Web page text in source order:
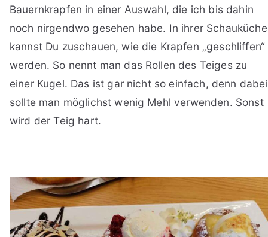
Bauernkrapfen in einer Auswahl, die ich bis dahin
noch nirgendwo gesehen habe. In ihrer Schauküche
kannst Du zuschauen, wie die Krapfen „geschliffen“
werden. So nennt man das Rollen des Teiges zu
einer Kugel. Das ist gar nicht so einfach, denn dabei
sollte man möglichst wenig Mehl verwenden. Sonst
wird der Teig hart.